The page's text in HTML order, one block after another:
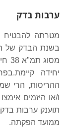
ערבות בדק
מטרתה להבטיח
בשנת הבדק של
יחידה קיימת.
ההריסות, הרי
ו/או היזמים
ממועד הפקתה.